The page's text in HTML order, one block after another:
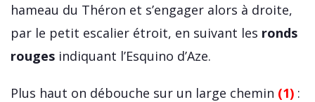
hameau du Théron et s’engager alors à droite,
par le petit escalier étroit, en suivant les ronds
rouges indiquant l’Esquino d’Aze.
Plus haut on débouche sur un large chemin (1) :